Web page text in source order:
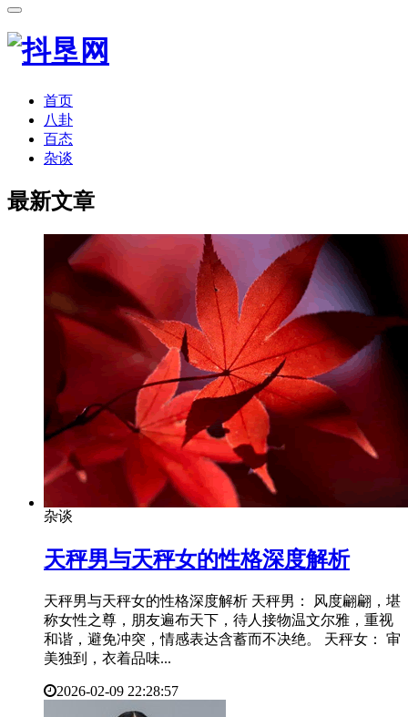
首页
八卦
百态
杂谈
最新文章
杂谈
​天秤男与天秤女的性格深度解析
天秤男与天秤女的性格深度解析 天秤男： 风度翩翩，堪
称女性之尊，朋友遍布天下，待人接物温文尔雅，重视
和谐，避免冲突，情感表达含蓄而不决绝。 天秤女： 审
美独到，衣着品味...
2026-02-09 22:28:57